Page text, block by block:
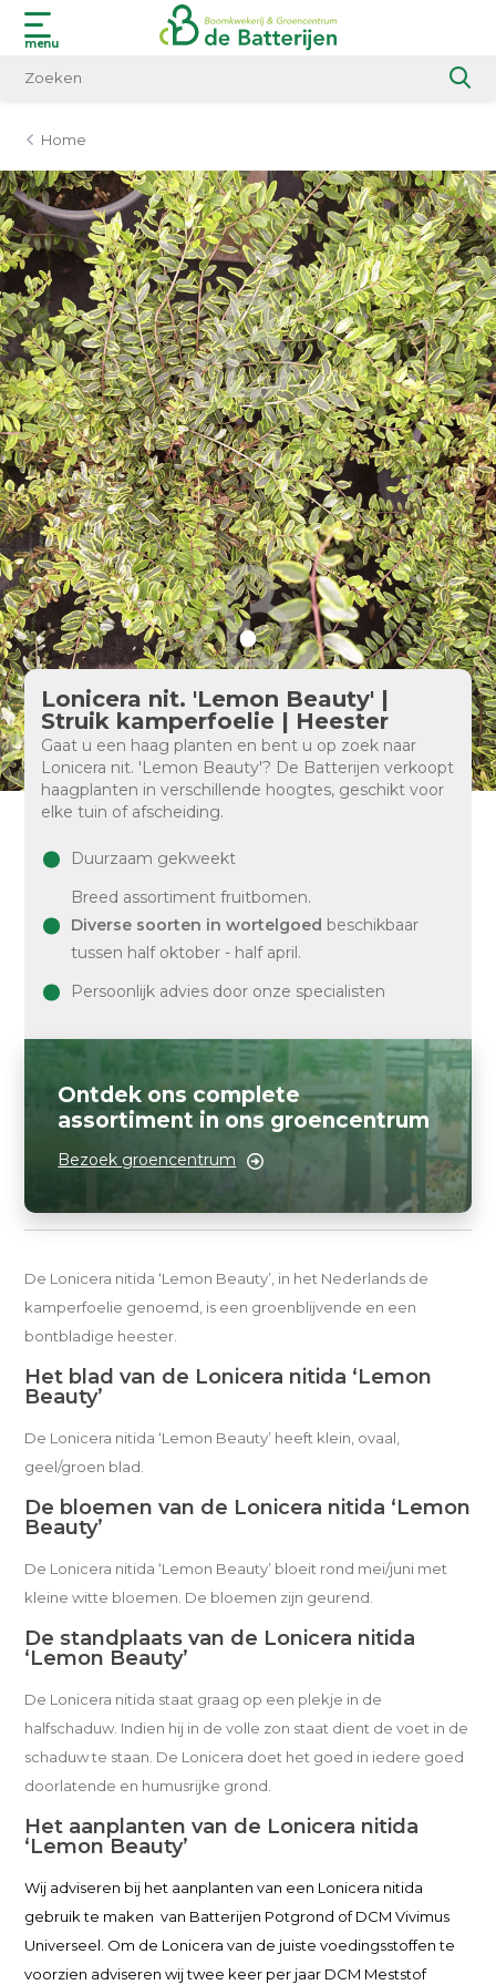
menu
Home
Lonicera nit. 'Lemon Beauty' |
Struik kamperfoelie | Heester
Gaat u een haag planten en bent u op zoek naar
Lonicera nit. 'Lemon Beauty'? De Batterijen verkoopt
haagplanten in verschillende hoogtes, geschikt voor
elke tuin of afscheiding.
Duurzaam gekweekt
Breed assortiment fruitbomen.
Diverse soorten in wortelgoed beschikbaar
tussen half oktober - half april.
Persoonlijk advies door onze specialisten
Ontdek ons complete
assortiment in ons groencentrum
Bezoek groencentrum
De Lonicera nitida ‘Lemon Beauty’, in het Nederlands de
kamperfoelie genoemd, is een groenblijvende en een
bontbladige heester.
Het blad van de Lonicera nitida ‘Lemon
Beauty’
De Lonicera nitida ‘Lemon Beauty’ heeft klein, ovaal,
geel/groen blad.
De bloemen van de Lonicera nitida ‘Lemon
Beauty’
De Lonicera nitida ‘Lemon Beauty’ bloeit rond mei/juni met
kleine witte bloemen. De bloemen zijn geurend.
De standplaats van de Lonicera nitida
‘Lemon Beauty’
De Lonicera nitida staat graag op een plekje in de
halfschaduw. Indien hij in de volle zon staat dient de voet in de
schaduw te staan. De Lonicera doet het goed in iedere goed
doorlatende en humusrijke grond.
Het aanplanten van de Lonicera nitida
‘Lemon Beauty’
Wij adviseren bij het aanplanten van een Lonicera nitida
gebruik te maken van Batterijen Potgrond of DCM Vivimus
Universeel. Om de Lonicera van de juiste voedingsstoffen te
voorzien adviseren wij twee keer per jaar DCM Meststof